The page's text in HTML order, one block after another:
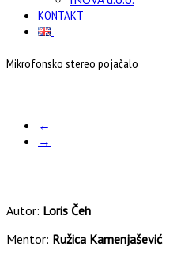
KONTAKT
Mikrofonsko stereo pojačalo
←
→
Autor: Loris Čeh
Mentor: Ružica Kamenjašević